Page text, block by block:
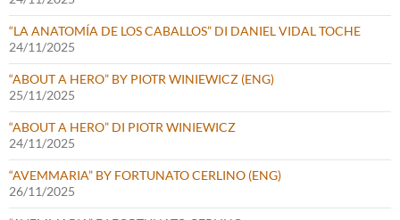
“LA ANATOMÍA DE LOS CABALLOS” DI DANIEL VIDAL TOCHE
24/11/2025
“ABOUT A HERO” BY PIOTR WINIEWICZ (ENG)
25/11/2025
“ABOUT A HERO” DI PIOTR WINIEWICZ
24/11/2025
“AVEMMARIA” BY FORTUNATO CERLINO (ENG)
26/11/2025